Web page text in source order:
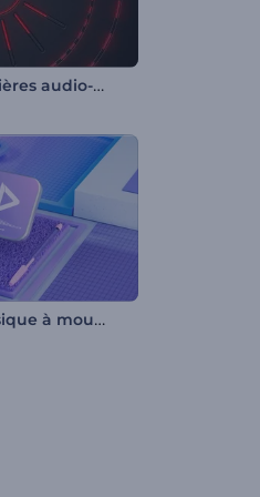
Visualiseur de lumières audio-réactives
Visualiseur de musique à mouvement cinétique